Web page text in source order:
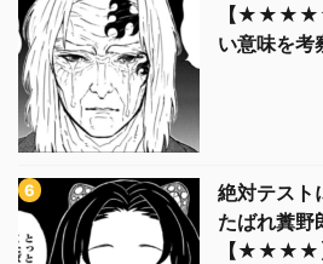
【★★★★★
い意味を考
絶対テスト
たばれ糞野
【★★★★